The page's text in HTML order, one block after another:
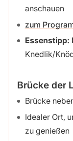
anschauen
zum
Essenstipp:
Knedlik/
Brücke der
Brücke
Idealer Ort,
zu genießen